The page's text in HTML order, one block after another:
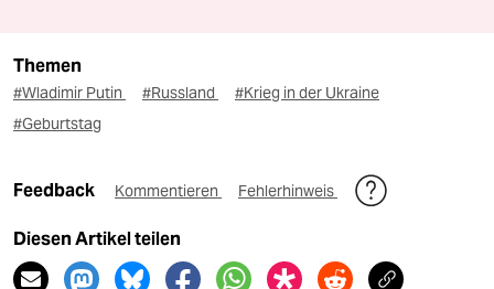
Themen
#Wladimir Putin #Russland
#Krieg in der Ukraine
#Geburtstag
Feedback Kommentieren Fehlerhinweis
Diesen Artikel teilen